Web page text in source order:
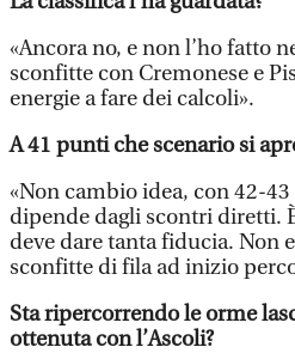
«Ancora no, e non l’ho fatto
sconfitte con Cremonese e
energie a fare dei calcoli».
A 41 punti che scenario si
«Non cambio idea, con 42-
dipende dagli scontri diretti.
deve dare tanta fiducia. Non
sconfitte di fila ad inizio
Sta ripercorrendo le orme
ottenuta con l’Ascoli?